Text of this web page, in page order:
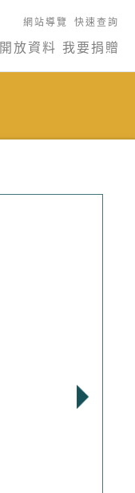
網站導覽 快速查詢
開放資料 我要捐贈